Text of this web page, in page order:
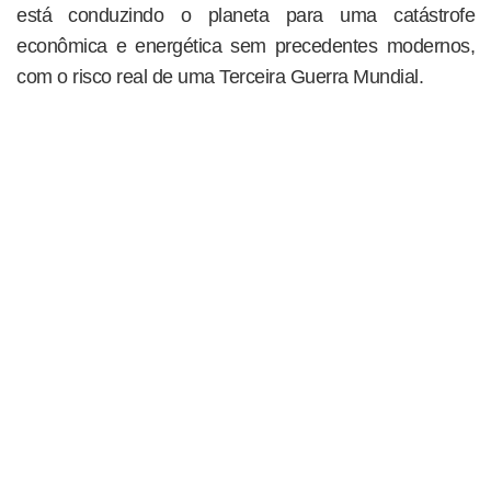
está conduzindo o planeta para uma catástrofe
econômica e energética sem precedentes modernos,
com o risco real de uma Terceira Guerra Mundial.